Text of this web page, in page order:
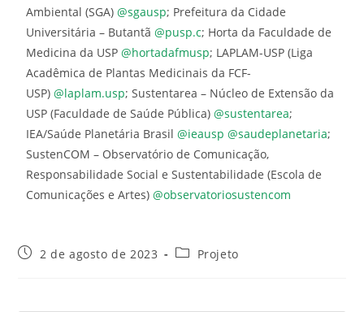
Ambiental (SGA)@sgausp; Prefeitura da Cidade
Universitária – Butantã@pusp.c; Horta da Faculdade de
Medicina da USP@hortadafmusp; LAPLAM-USP (Liga
Acadêmica de Plantas Medicinais da FCF-
USP)@laplam.usp; Sustentarea – Núcleo de Extensão da
USP (Faculdade de Saúde Pública)@sustentarea;
IEA/Saúde Planetária Brasil@ieausp @saudeplanetaria;
SustenCOM – Observatório de Comunicação,
Responsabilidade Social e Sustentabilidade (Escola de
Comunicações e Artes)@observatoriosustencom
2 de agosto de 2023 Projeto